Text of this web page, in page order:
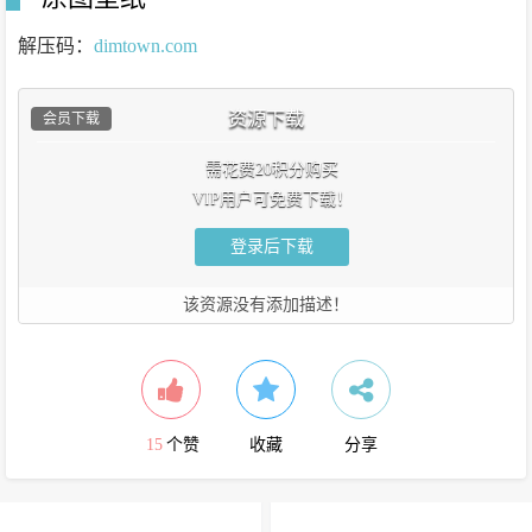
解压码： dimtown.com
资源下载
会员下载
需花费20积分购买
VIP用户可免费下载！
登录后下载
该资源没有添加描述！
15 个赞 收藏 分享